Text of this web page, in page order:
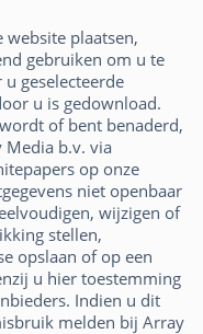
plaatsen,
gebruiken om u te
geselecteerde
u is gedownload.
of bent benaderd,
b.v. via
op onze
niet openbaar
wijzigen of
stellen,
opslaan of op een
u hier toestemming
Indien u dit
melden bij Array